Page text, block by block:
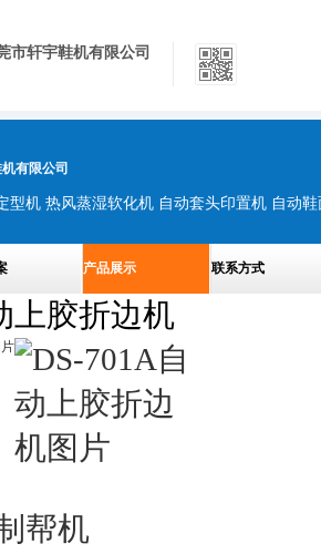
市轩宇鞋机有限公司
有限公司
型机 热风蒸湿软化机 自动套头印置机 自动
产品展示 联系方式
上胶折边机
帮机